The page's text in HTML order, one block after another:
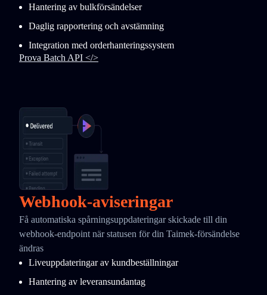
Hantering av bulkförsändelser
Daglig rapportering och avstämning
Integration med orderhanteringssystem
Prova Batch API </>
Webhook-aviseringar
Få automatiska spårningsuppdateringar skickade till din
webhook-endpoint när statusen för din Taimek-försändelse
ändras
Liveuppdateringar av kundbeställningar
Hantering av leveransundantag